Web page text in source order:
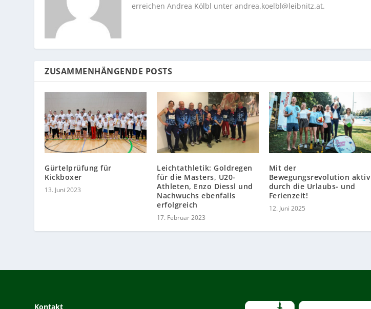
erreichen Andrea Kölbl unterandrea.koelbl@leibnitz.at.
ZUSAMMENHÄNGENDE POSTS
Gürtelprüfung für
Kickboxer
13. Juni 2023
Leichtathletik: Goldregen
für die Masters, U20-
Athleten, Enzo Diessl und
Nachwuchs ebenfalls
erfolgreich
17. Februar 2023
Mit der
Bewegungsrevolution aktiv
durch die Urlaubs- und
Ferienzeit!
12. Juni 2025
Kontakt